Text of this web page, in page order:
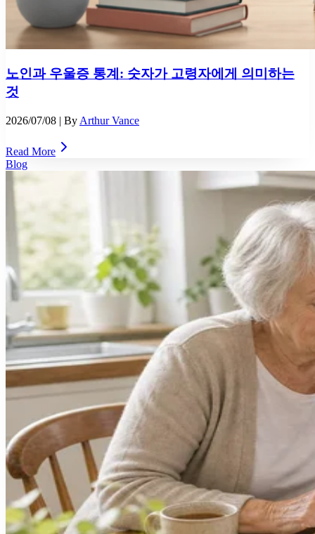
노인과 우울증 통계: 숫자가 고령자에게 의미하는
것
2026/07/08 | By Arthur Vance
Read More
Blog